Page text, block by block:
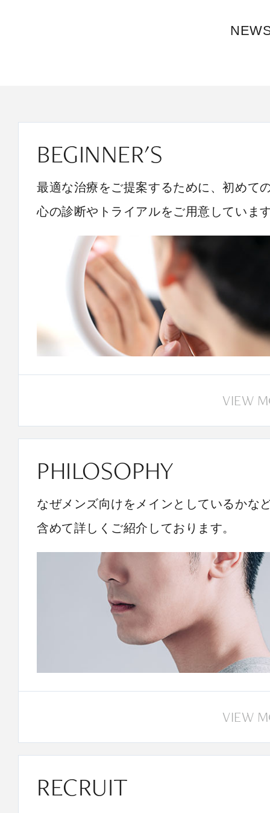
BEGINNER'S
最適な治療をご提案するために、初めて
心の診断やトライアルをご用意していま
VIEW
PHILOSOPHY
なぜメンズ向けをメインとしているかな
含めて詳しくご紹介しております。
VIEW
RECRUIT